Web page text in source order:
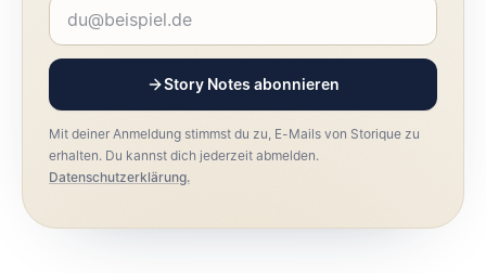
Story Notes abonnieren
Mit deiner Anmeldung stimmst du zu, E-Mails von Storique zu
erhalten. Du kannst dich jederzeit abmelden.
Datenschutzerklärung.